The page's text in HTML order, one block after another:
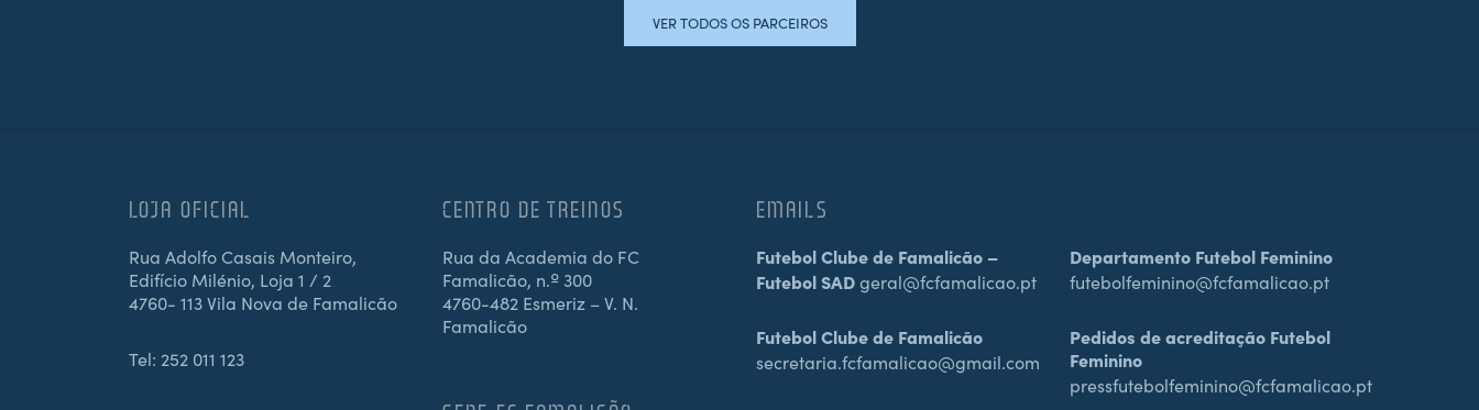
VER TODOS OS PARCEIROS
LOJA OFICIAL
Rua Adolfo Casais Monteiro,
Edifício Milénio, Loja 1 / 2
4760- 113 Vila Nova de Famalicão
Tel: 252 011 123
CENTRO DE TREINOS
Rua da Academia do FC
Famalicão, n.º 300
4760-482 Esmeriz – V. N.
Famalicão
EMAILS
Futebol Clube de Famalicão –
Futebol SADgeral@fcfamalicao.pt
Futebol Clube de Famalicão
secretaria.fcfamalicao@gmail.com
Departamento Futebol Feminino
futebolfeminino@fcfamalicao.pt
Pedidos de acreditação Futebol
Feminino
pressfutebolfeminino@fcfamalicao.pt